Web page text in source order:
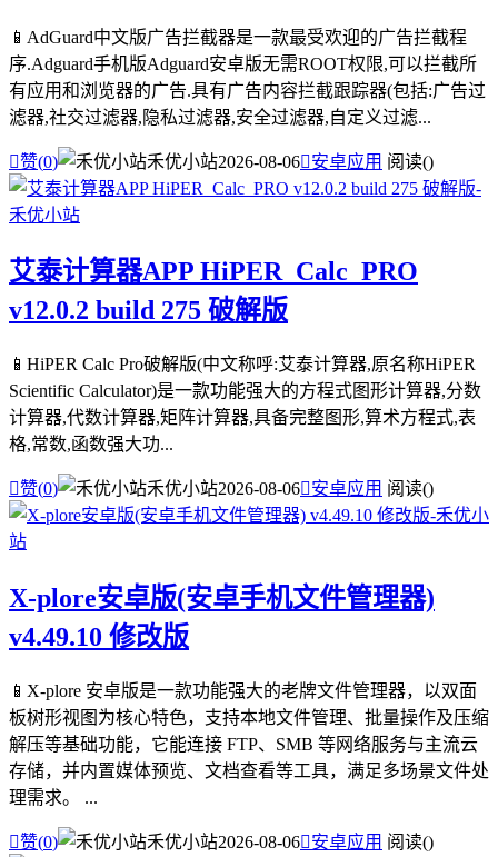
📱AdGuard中文版广告拦截器是一款最受欢迎的广告拦截程
序.Adguard手机版Adguard安卓版无需ROOT权限,可以拦截所
有应用和浏览器的广告.具有广告内容拦截跟踪器(包括:广告过
滤器,社交过滤器,隐私过滤器,安全过滤器,自定义过滤...
赞(0) 禾优小站2026-08-06安卓应用 阅读()
艾泰计算器APP HiPER_Calc_PRO
v12.0.2 build 275 破解版
📱HiPER Calc Pro破解版(中文称呼:艾泰计算器,原名称HiPER
Scientific Calculator)是一款功能强大的方程式图形计算器,分数
计算器,代数计算器,矩阵计算器,具备完整图形,算术方程式,表
格,常数,函数强大功...
赞(0) 禾优小站2026-08-06安卓应用 阅读()
X-plore安卓版(安卓手机文件管理器)
v4.49.10 修改版
📱X-plore 安卓版是一款功能强大的老牌文件管理器，以双面
板树形视图为核心特色，支持本地文件管理、批量操作及压缩
解压等基础功能，它能连接 FTP、SMB 等网络服务与主流云
存储，并内置媒体预览、文档查看等工具，满足多场景文件处
理需求。 ...
赞(0) 禾优小站2026-08-06安卓应用 阅读()